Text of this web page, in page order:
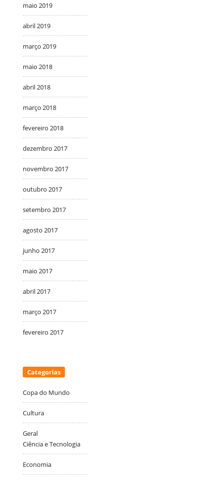
maio 2019
abril 2019
março 2019
maio 2018
abril 2018
março 2018
fevereiro 2018
dezembro 2017
novembro 2017
outubro 2017
setembro 2017
agosto 2017
junho 2017
maio 2017
abril 2017
março 2017
fevereiro 2017
Categorias
Copa do Mundo
Cultura
Geral
Ciência e Tecnologia
Economia